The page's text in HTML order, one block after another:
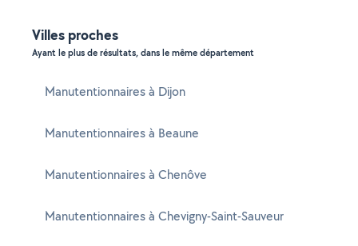
Villes proches
Ayant le plus de résultats, dans le même département
Manutentionnaires à Dijon
Manutentionnaires à Beaune
Manutentionnaires à Chenôve
Manutentionnaires à Chevigny-Saint-Sauveur